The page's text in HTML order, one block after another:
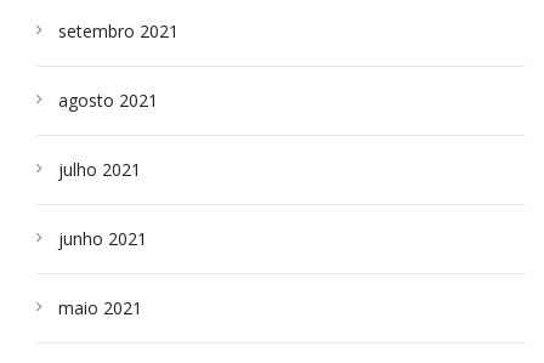
setembro 2021
agosto 2021
julho 2021
junho 2021
maio 2021